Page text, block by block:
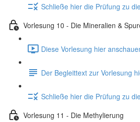
Schließe hier die Prüfung zu
Vorlesung 10 - Die Mineralien &
Diese Vorlesung hier
Der Begleittext zur Vorlesung
Schließe hier die Prüfung zu
Vorlesung 11 - Die Methylierung